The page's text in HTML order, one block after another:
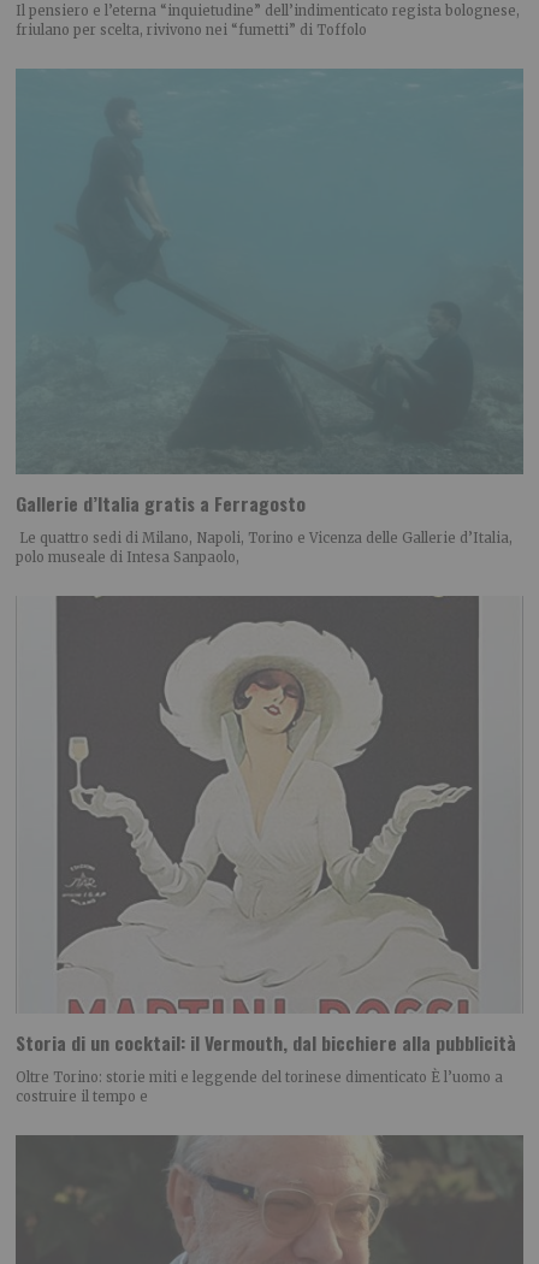
Il pensiero e l’eterna “inquietudine” dell’indimenticato regista bolognese,
friulano per scelta, rivivono nei “fumetti” di Toffolo
Gallerie d’Italia gratis a Ferragosto
Le quattro sedi di Milano, Napoli, Torino e Vicenza delle Gallerie d’Italia,
polo museale di Intesa Sanpaolo,
Storia di un cocktail: il Vermouth, dal bicchiere alla pubblicità
Oltre Torino: storie miti e leggende del torinese dimenticato È l’uomo a
costruire il tempo e